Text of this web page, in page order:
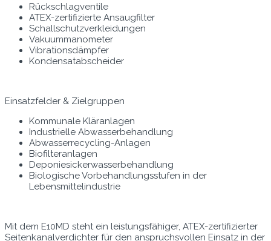
Rückschlagven­tile
ATEX-zer­ti­fizierte Ansaugfilter
Schallschutzverklei­dun­gen
Vaku­um­manome­ter
Vibra­tions­dämpfer
Kon­den­sa­tab­schei­der
Ein­satzfelder & Zielgruppen
Kom­mu­nale Kläranlagen
Indus­trielle Abwasserbehandlung
Abwasser­recy­cling-Anla­gen
Biofil­ter­an­la­gen
Deponiesick­er­wasser­be­hand­lung
Biol­o­gis­che Vor­be­hand­lungsstufen in der
Lebensmittelindustrie
Mit dem E10MD ste­ht ein leis­tungs­fähiger, ATEX-zer­ti­fiziert­er
Seit­enkanalverdichter für den anspruchsvollen Ein­satz in der